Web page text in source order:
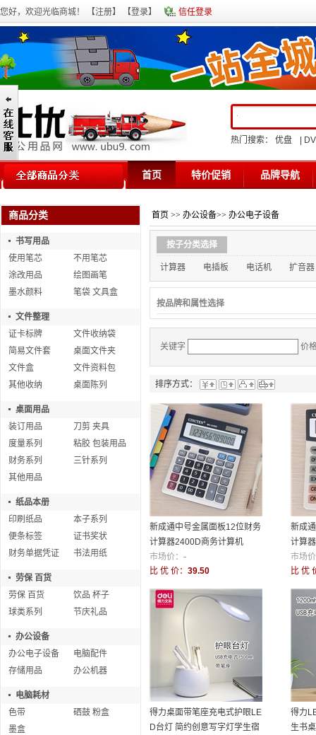
您好，欢迎光临商城！ 【注册】 【登录】 信任登录
热门搜索： 优盘
首页 特价促销 品牌导航
商品分类
书写用品
使用笔芯
不用笔芯
涂改用品
绘图画笔
墨水颜料
笔袋 文具盒
文件整理
证卡标牌
文件收纳袋
简易文件套
桌面文件夹
文件盒
文件资料包
其他收纳
桌面陈列
桌面用品
装订用品
刀剪 夹具
度量系列
粘胶 包装用品
财务系列
三针系列
其他用品
纸品本册
印刷纸品
本子系列
便条标签
证书奖状
财务单据凭证
书法用纸
劳保 百货
劳保 百货
饮品 杯子
球类系列
节庆礼品
办公设备
办公电子设备
电脑配件
存储用品
办公机器
电脑耗材
色带
硒鼓 粉盒
墨盒
首页 >> 办公设备>> 办公电子设备
按子分类选择
计算器 电插板 电话机 扩音器
按品牌和属性选择
关键字 价
排序方式：
新成通中号金属面板12位财务
计算器2400D商务计算机
市场价： -
比 优 价： 39.50
新成
计算
算机
市场
比 优
得力桌面带笔座充电式护眼LE
D台灯 简约创意写字灯学生宿
得力
生书